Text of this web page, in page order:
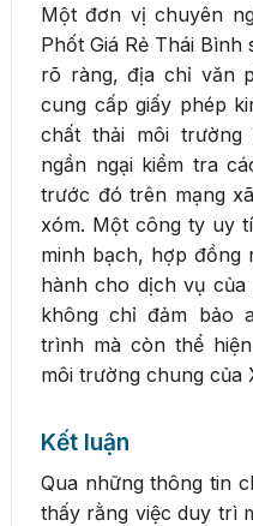
Một đơn vị chuyên
Phốt Giá Rẻ Thái
rõ ràng, địa chỉ văn
cung cấp giấy phép
chất thải môi
ngần ngại kiểm tra
trước đó trên mạng
xóm. Một công ty uy
minh bạch, hợp đồng
hành cho dịch vụ
không chỉ đảm bảo
trình mà còn thể
môi trường chung của
Kết luận
Qua những thông tin
thấy rằng việc duy trì